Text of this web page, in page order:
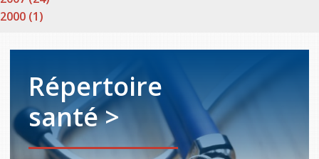
2000 (1)
Répertoire
santé >